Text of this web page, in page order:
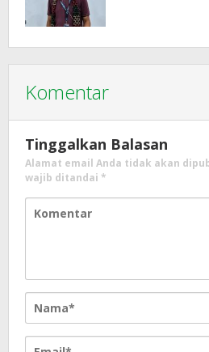
Komentar
Tinggalkan Balasan
Alamat email Anda tidak akan
wajib ditandai *